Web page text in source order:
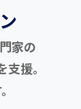
家の
援。